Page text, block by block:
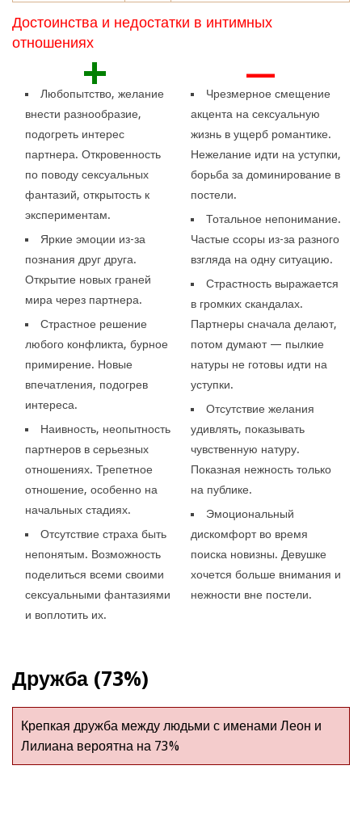
Достоинства и недостатки в интимных
отношениях
+
Любопытство, желание
внести разнообразие,
подогреть интерес
партнера. Откровенность
по поводу сексуальных
фантазий, открытость к
экспериментам.
Яркие эмоции из-за
познания друг друга.
Открытие новых граней
мира через партнера.
Страстное решение
любого конфликта, бурное
примирение. Новые
впечатления, подогрев
интереса.
Наивность, неопытность
партнеров в серьезных
отношениях. Трепетное
отношение, особенно на
начальных стадиях.
Отсутствие страха быть
непонятым. Возможность
поделиться всеми своими
сексуальными фантазиями
и воплотить их.
—
Чрезмерное смещение
акцента на сексуальную
жизнь в ущерб романтике.
Нежелание идти на уступки,
борьба за доминирование в
постели.
Тотальное непонимание.
Частые ссоры из-за разного
взгляда на одну ситуацию.
Страстность выражается
в громких скандалах.
Партнеры сначала делают,
потом думают — пылкие
натуры не готовы идти на
уступки.
Отсутствие желания
удивлять, показывать
чувственную натуру.
Показная нежность только
на публике.
Эмоциональный
дискомфорт во время
поиска новизны. Девушке
хочется больше внимания и
нежности вне постели.
Дружба (73%)
Крепкая дружба между людьми с именами Леон и
Лилиана вероятна на 73%